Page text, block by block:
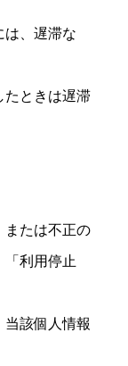
は、遅滞な
たときは遅滞
または不正の
利用停止
該個人情報